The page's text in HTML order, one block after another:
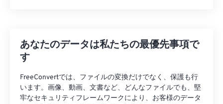
あなたのデータは私たちの最優先事項で
す
FreeConvertでは、ファイルの変換だけでなく、保護も行
います。画像、動画、文書など、どんなファイルでも、堅
牢なセキュリティフレームワークにより、お客様のデータ